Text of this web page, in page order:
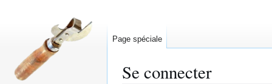
Se connecter
Page spéciale